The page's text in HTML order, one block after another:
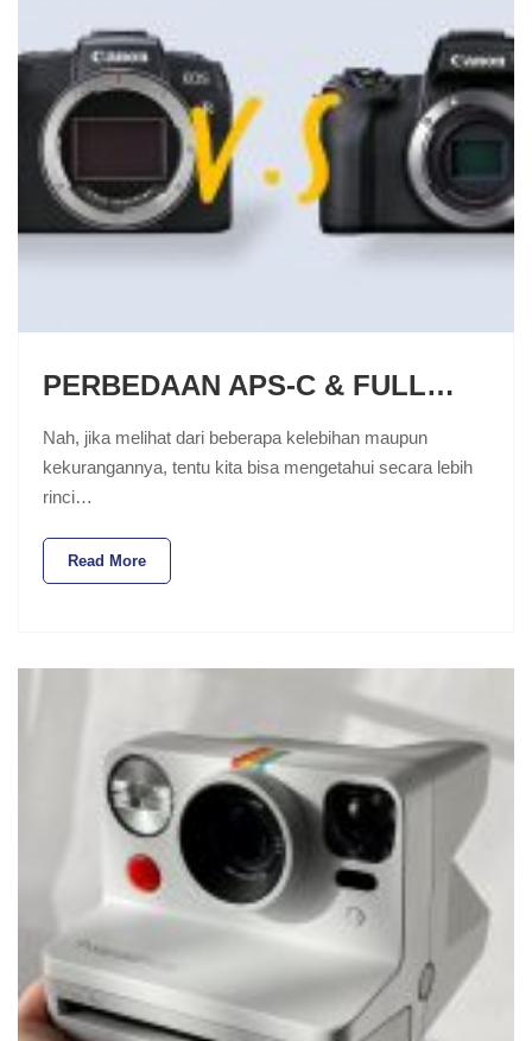
PERBEDAAN APS-C & FULL…
Nah, jika melihat dari beberapa kelebihan maupun
kekurangannya, tentu kita bisa mengetahui secara lebih
rinci…
Read More